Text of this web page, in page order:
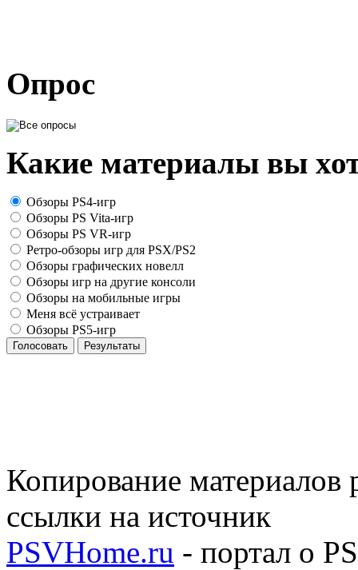
Опрос
Какие материалы вы
Обзоры PS4-игр
Обзоры PS Vita-игр
Обзоры PS VR-игр
Ретро-обзоры игр для PSX/PS2
Обзоры графических новелл
Обзоры игр на другие консоли
Обзоры на мобильные игры
Меня всё устраивает
Обзоры PS5-игр
Голосовать Результаты
Копирование материалов
ссылки на источник
PSVHome.ru - портал о